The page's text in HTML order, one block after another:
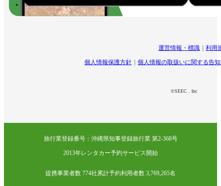
運営情報・標識 利用
個人情報保護方針 個人情報の取扱いに関する告
©SEEC . Inc
旅行業登録番号：沖縄県知事登録旅行業 第2-368号
2013年レンタカー予約サービス開始
提携事業者数 774社累計予約利用者数 3,769,265名